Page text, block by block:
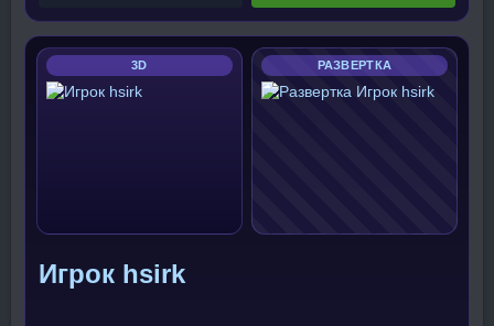
3D РАЗВЕРТКА
Игрок hsirk